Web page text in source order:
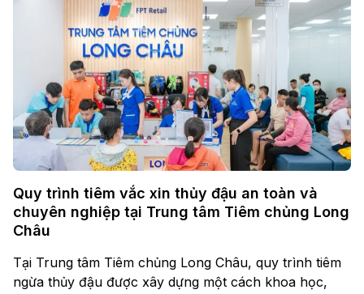
Quy trình tiêm vắc xin thủy đậu an toàn và
chuyên nghiệp tại Trung tâm Tiêm chủng Long
Châu
Tại Trung tâm Tiêm chủng Long Châu, quy trình tiêm
ngừa thủy đậu được xây dựng một cách khoa học,